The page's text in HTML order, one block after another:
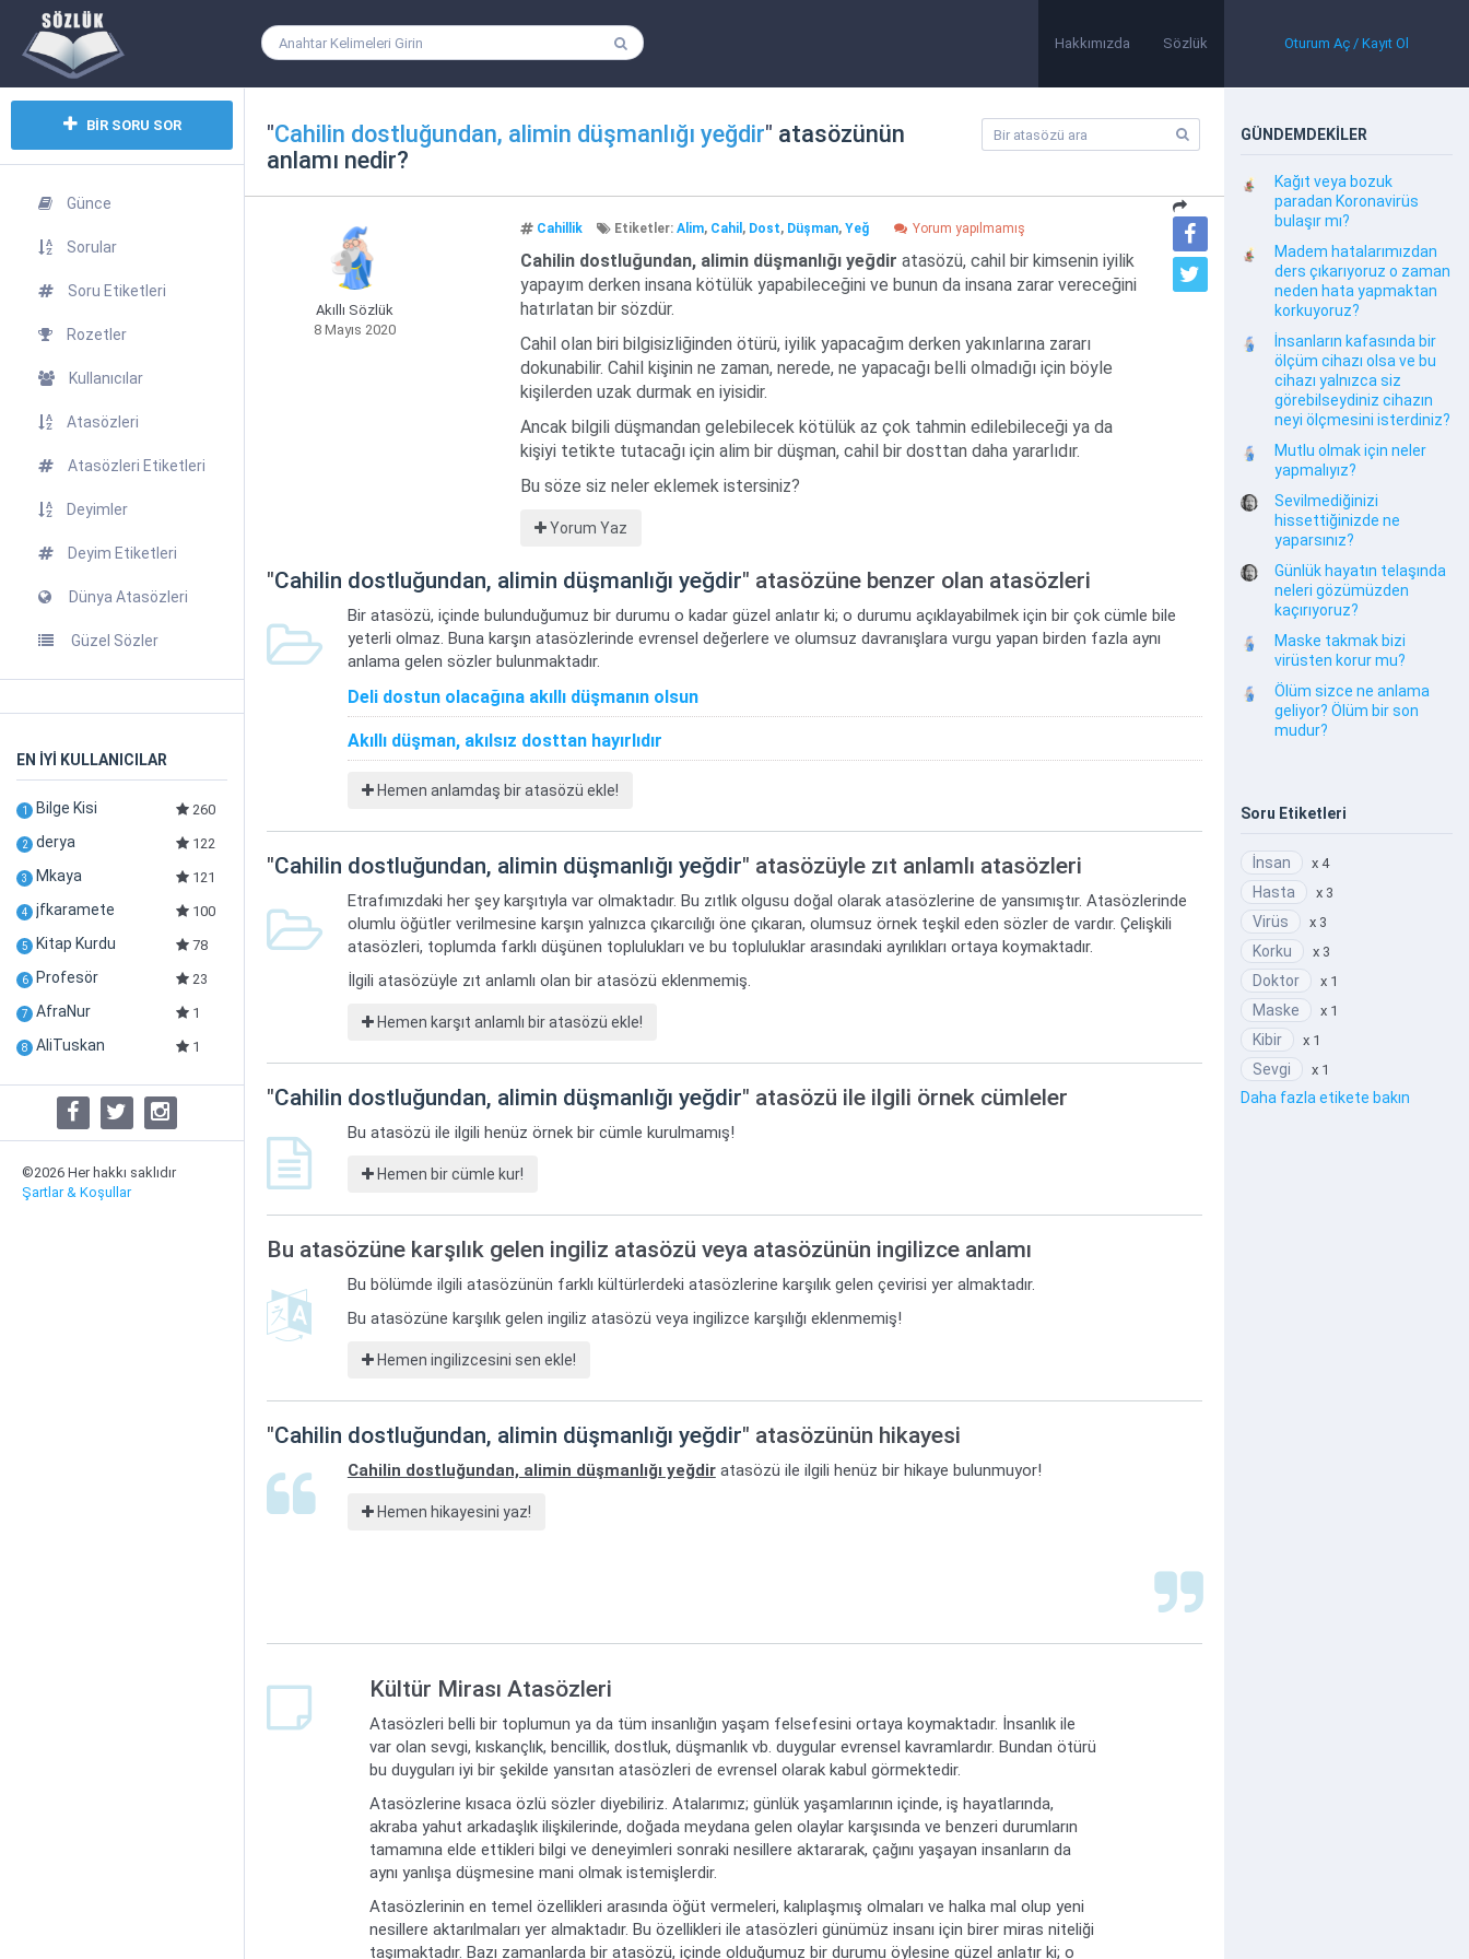
Hakkımızda Sözlük Oturum Aç / Kayıt Ol
BİR SORU SOR
Günce
Sorular
Soru Etiketleri
Rozetler
Kullanıcılar
Atasözleri
Atasözleri Etiketleri
Deyimler
Deyim Etiketleri
Dünya Atasözleri
Güzel Sözler
EN İYİ KULLANICILAR
1 Bilge Kisi 260
2 derya 122
3 Mkaya 121
4 jfkaramete 100
5 Kitap Kurdu 78
6 Profesör 23
7 AfraNur 1
8 AliTuskan 1
©2026 Her hakkı saklıdır
Şartlar & Koşullar
"Cahilin dostluğundan, alimin düşmanlığı yeğdir" atasözünün
anlamı nedir?
Akıllı Sözlük
8 Mayıs 2020
Cahillik Etiketler: Alim, Cahil , Dost, Düşman, Yeğ Yorum yapılmamış
Cahilin dostluğundan, alimin düşmanlığı yeğdir atasözü, cahil bir kimsenin iyilik
yapayım derken insana kötülük yapabileceğini ve bunun da insana zarar vereceğini
hatırlatan bir sözdür.
Cahil olan biri bilgisizliğinden ötürü, iyilik yapacağım derken yakınlarına zararı
dokunabilir. Cahil kişinin ne zaman, nerede, ne yapacağı belli olmadığı için böyle
kişilerden uzak durmak en iyisidir.
Ancak bilgili düşmandan gelebilecek kötülük az çok tahmin edilebileceği ya da
kişiyi tetikte tutacağı için alim bir düşman, cahil bir dosttan daha yararlıdır.
Bu söze siz neler eklemek istersiniz?
Yorum Yaz
"Cahilin dostluğundan, alimin düşmanlığı yeğdir" atasözüne benzer olan atasözleri
Bir atasözü, içinde bulunduğumuz bir durumu o kadar güzel anlatır ki; o durumu açıklayabilmek için bir çok cümle bile
yeterli olmaz. Buna karşın atasözlerinde evrensel değerlere ve olumsuz davranışlara vurgu yapan birden fazla aynı
anlama gelen sözler bulunmaktadır.
Deli dostun olacağına akıllı düşmanın olsun
Akıllı düşman, akılsız dosttan hayırlıdır
Hemen anlamdaş bir atasözü ekle!
"Cahilin dostluğundan, alimin düşmanlığı yeğdir" atasözüyle zıt anlamlı atasözleri
Etrafımızdaki her şey karşıtıyla var olmaktadır. Bu zıtlık olgusu doğal olarak atasözlerine de yansımıştır. Atasözlerinde
olumlu öğütler verilmesine karşın yalnızca çıkarcılığı öne çıkaran, olumsuz örnek teşkil eden sözler de vardır. Çelişkili
atasözleri, toplumda farklı düşünen toplulukları ve bu topluluklar arasındaki ayrılıkları ortaya koymaktadır.
İlgili atasözüyle zıt anlamlı olan bir atasözü eklenmemiş.
Hemen karşıt anlamlı bir atasözü ekle!
"Cahilin dostluğundan, alimin düşmanlığı yeğdir" atasözü ile ilgili örnek cümleler
Bu atasözü ile ilgili henüz örnek bir cümle kurulmamış!
Hemen bir cümle kur!
Bu atasözüne karşılık gelen ingiliz atasözü veya atasözünün ingilizce anlamı
Bu bölümde ilgili atasözünün farklı kültürlerdeki atasözlerine karşılık gelen çevirisi yer almaktadır.
Bu atasözüne karşılık gelen ingiliz atasözü veya ingilizce karşılığı eklenmemiş!
Hemen ingilizcesini sen ekle!
"Cahilin dostluğundan, alimin düşmanlığı yeğdir" atasözünün hikayesi
Cahilin dostluğundan, alimin düşmanlığı yeğdiratasözü ile ilgili henüz bir hikaye bulunmuyor!
Hemen hikayesini yaz!
Kültür Mirası Atasözleri
Atasözleri belli bir toplumun ya da tüm insanlığın yaşam felsefesini ortaya koymaktadır. İnsanlık ile
var olan sevgi, kıskançlık, bencillik, dostluk, düşmanlık vb. duygular evrensel kavramlardır. Bundan ötürü
bu duyguları iyi bir şekilde yansıtan atasözleri de evrensel olarak kabul görmektedir.
Atasözlerine kısaca özlü sözler diyebiliriz. Atalarımız; günlük yaşamlarının içinde, iş hayatlarında,
akraba yahut arkadaşlık ilişkilerinde, doğada meydana gelen olaylar karşısında ve benzeri durumların
tamamına elde ettikleri bilgi ve deneyimleri sonraki nesillere aktararak, çağını yaşayan insanların da
aynı yanlışa düşmesine mani olmak istemişlerdir.
Atasözlerinin en temel özellikleri arasında öğüt vermeleri, kalıplaşmış olmaları ve halka mal olup yeni
nesillere aktarılmaları yer almaktadır. Bu özellikleri ile atasözleri günümüz insanı için birer miras niteliği
taşımaktadır. Bazı zamanlarda bir atasözü, içinde olduğumuz bir durumu öylesine güzel anlatır ki; o
GÜNDEMDEKİLER
Kağıt veya bozuk
paradan Koronavirüs
bulaşır mı?
Madem hatalarımızdan
ders çıkarıyoruz o zaman
neden hata yapmaktan
korkuyoruz?
İnsanların kafasında bir
ölçüm cihazı olsa ve bu
cihazı yalnızca siz
görebilseydiniz cihazın
neyi ölçmesini isterdiniz?
Mutlu olmak için neler
yapmalıyız?
Sevilmediğinizi
hissettiğinizde ne
yaparsınız?
Günlük hayatın telaşında
neleri gözümüzden
kaçırıyoruz?
Maske takmak bizi
virüsten korur mu?
Ölüm sizce ne anlama
geliyor? Ölüm bir son
mudur?
Soru Etiketleri
İnsan x 4
Hasta x 3
Virüs x 3
Korku x 3
Doktor x 1
Maske x 1
Kibir x 1
Sevgi x 1
Daha fazla etikete bakın